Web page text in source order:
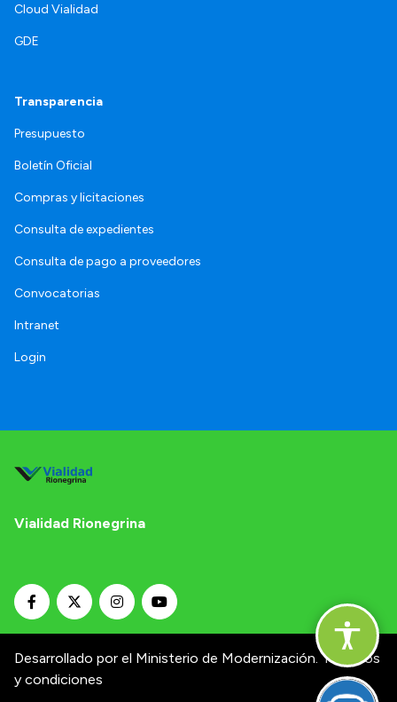
Cloud Vialidad
GDE
Transparencia
Presupuesto
Boletín Oficial
Compras y licitaciones
Consulta de expedientes
Consulta de pago a proveedores
Convocatorias
Intranet
Login
Vialidad Rionegrina
Desarrollado por el Ministerio de Modernización. Términos
y condiciones